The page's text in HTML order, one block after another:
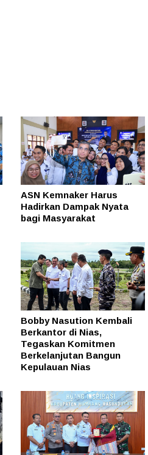
ASN Kemnaker Harus
Hadirkan Dampak Nyata
bagi Masyarakat
Bobby Nasution Kembali
Berkantor di Nias,
Tegaskan Komitmen
Berkelanjutan Bangun
Kepulauan Nias